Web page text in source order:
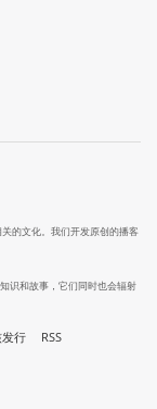
的文化。我们开发原创的播客
识和故事，它们同时也会辐射
行 RSS